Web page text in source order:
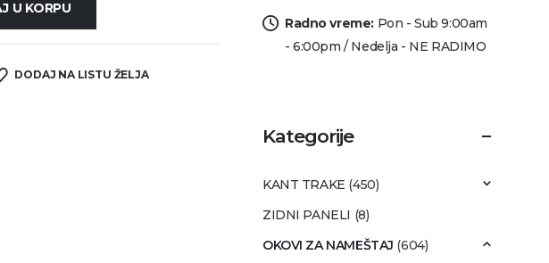
U KORPU
DODAJ NA LISTU ŽELJA
Radno vreme: Pon - Sub 9:00am
- 6:00pm / Nedelja - NE RADIMO
Kategorije
KANT TRAKE (450)
ZIDNI PANELI (8)
OKOVI ZA NAMEŠTAJ (604)